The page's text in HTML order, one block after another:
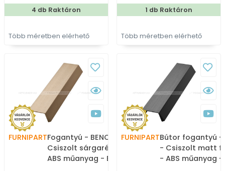
bútorfogantyú
4 db Raktáron
Több méretben elérhető
1 db Raktáron
Több méretben elérhető
FURNIPARTFogantyú - BENCH II. -
Csiszolt sárgaréz 31 -
ABS műanyag - Bútorajtó
FURNIPARTBútor fogantyú -
- Csiszolt matt
- ABS műanyag -